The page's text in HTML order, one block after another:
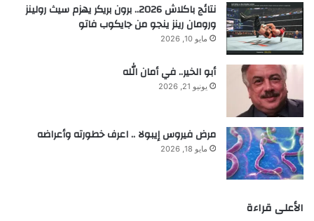
نتائج باكلاش 2026.. برون بريكر يهزم سيث رولينز
ورومان رينز ينجو من جايكوب فاتو
مايو 10, 2026
أبو الخير.. في أمان الله
يونيو 21, 2026
مرض فيروس إيبولا .. اعرف خطورته وأعراضه
مايو 18, 2026
الأعلى قراءة